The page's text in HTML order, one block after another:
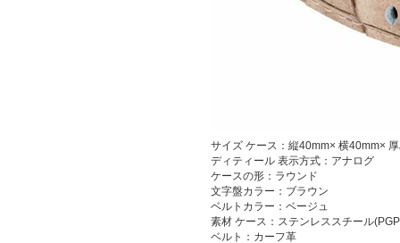
サイズ ケース：縦40mm× 横40mm×
ディティール 表示方式：アナログ
ケースの形：ラウンド
文字盤カラー：ブラウン
ベルトカラー：ベージュ
素材 ケース：ステンレススチール
ベルト：カーフ革